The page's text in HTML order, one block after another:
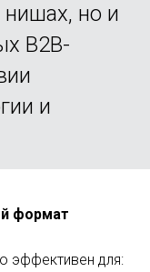
но и
B2B-
и
формат
эффективен для: